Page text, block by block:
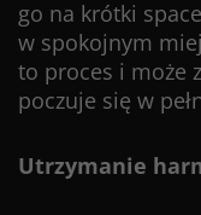
go na krótki
w spokojnym
to proces i może
poczuje się w
Utrzymanie